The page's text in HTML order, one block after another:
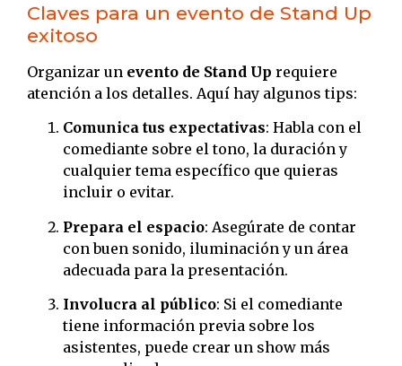
Claves para un evento de Stand Up
exitoso
Organizar un evento de Stand Up requiere
atención a los detalles. Aquí hay algunos tips:
Comunica tus expectativas: Habla con el
comediante sobre el tono, la duración y
cualquier tema específico que quieras
incluir o evitar.
Prepara el espacio: Asegúrate de contar
con buen sonido, iluminación y un área
adecuada para la presentación.
Involucra al público: Si el comediante
tiene información previa sobre los
asistentes, puede crear un show más